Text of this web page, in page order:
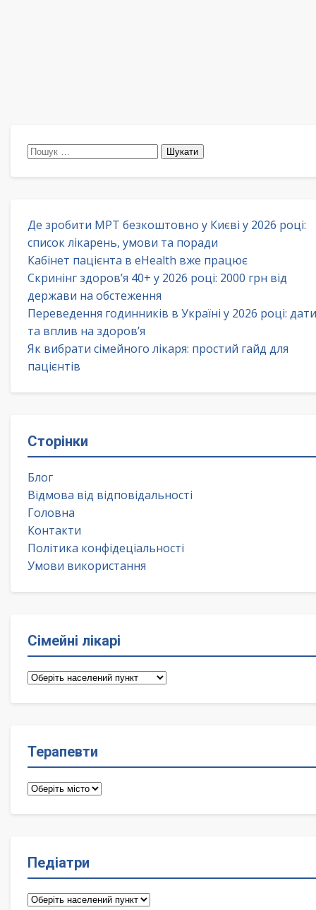
Пошук:
Де зробити МРТ безкоштовно у Києві у 2026 році:
список лікарень, умови та поради
Кабінет пацієнта в eHealth вже працює
Скринінг здоров’я 40+ у 2026 році: 2000 грн від
держави на обстеження
Переведення годинників в Україні у 2026 році: дати
та вплив на здоров’я
Як вибрати сімейного лікаря: простий гайд для
пацієнтів
Сторінки
Блог
Відмова від відповідальності
Головна
Контакти
Політика конфідеціальності
Умови використання
Сімейні лікарі
Сімейні
Терапевти
Терапевти
Педіатри
Педіатри